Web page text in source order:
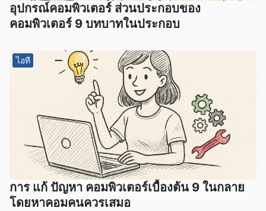
อุปกรณ์คอมพิวเตอร์ ส่วนประกอบของ
คอมพิวเตอร์ 9 บทบาทในประกอบ
ไอที
การ แก้ ปัญหา คอมพิวเตอร์เบื้องต้น 9 ในกลาย
โดยหาคอมคนควรเสมอ